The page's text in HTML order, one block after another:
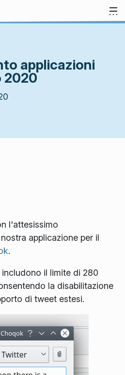
applicazioni
2020
l'attesissimo
applicazione per il
.
il limite di 280
la disabilitazione
di tweet estesi.